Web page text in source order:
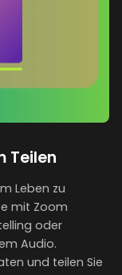
Teilen
Leben zu
mit Zoom
oder
Audio.
und teilen Sie